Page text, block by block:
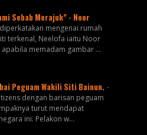
Sebab Merajuk” - Noor
mengenai rumah
terkenal, Neelofa iaitu Noor
memadam gambar ...
Peguam Wakili Siti Bainun. -
dengan barisan peguam
turut mendapat
ini. Pelakon w...